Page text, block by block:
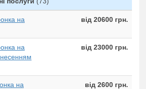
на
від 20600 грн.
на
від 23000 грн.
на
від 2600 грн.